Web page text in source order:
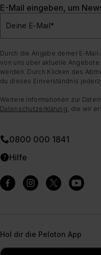
E-Mail eingeben, um
Deine E-Mail*
Durch die Angabe deiner E-
von uns über aktuelle
werden. Durch Klicken des
du dieses Einverständnis
Weitere Informationen zur
Datenschutzerklärung , die wir
0800 000 1841
Hilfe
Hol dir die Peloton App